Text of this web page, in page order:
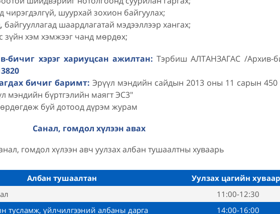
чирэгдэлгүй, шуурхай зохион байгуулах;
шаардлагатай мэдээллээр хангах;
хэм хэмжээг чанд мөрдөх;
бичиг хэрэг хариуцсан ажилтан: Тэрбиш АЛТАНЗАГАС /Архив-
бичиг баримт: Эрүүл мэндийн сайдын 2013 оны 11 сарын 450
мэндийн бүртгэлийн маягт ЭС3"
буй дотоод дүрэм журам
Санал, гомдол хүлээн авах
гомдол хүлээн авч уулзах албан тушаалтны хуваарь
Албан тушаалтан
Уулзах цагийн
11:00-12:30
тусламж, үйлчилгээний албаны дарга
14:00-16:00